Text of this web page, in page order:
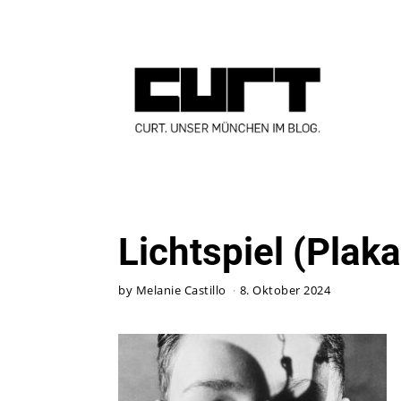
Lichtspiel
by Melanie Castillo 8. Oktober 2024